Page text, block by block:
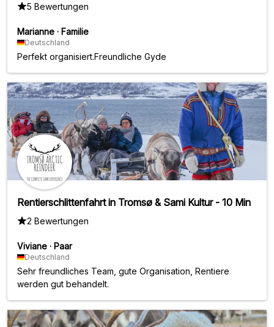
5 Bewertungen
Marianne · Familie
Deutschland
Perfekt organisiert.Freundliche Gyde
Rentierschlittenfahrt in Tromsø & Sami Kultur - 10 Min
2 Bewertungen
Viviane · Paar
Deutschland
Sehr freundliches Team, gute Organisation, Rentiere
werden gut behandelt.